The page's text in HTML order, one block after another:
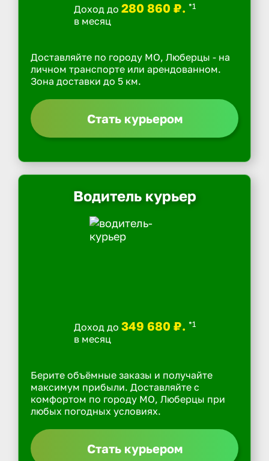
Доход до 280 860 ₽. *1
в месяц
Доставляйте по городу МО, Люберцы - на
личном транспорте или арендованном.
Зона доставки до 5 км.
Стать курьером
Водитель курьер
Доход до 349 680 ₽. *1
в месяц
Берите объёмные заказы и получайте
максимум прибыли. Доставляйте с
комфортом по городу МО, Люберцы при
любых погодных условиях.
Стать курьером